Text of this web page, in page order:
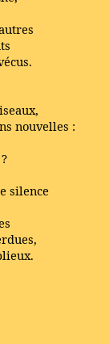
nouvelles :
silence